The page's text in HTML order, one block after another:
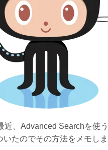
近、Advanced Searchを使
たのでその方法をメモしま